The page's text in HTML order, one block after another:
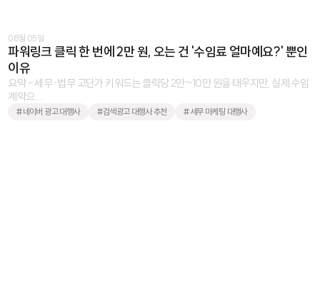
08월 05일
파워링크 클릭 한 번에 2만 원, 오는 건 '수임료 얼마예요?' 뿐인
이유
요약 - 세무·법무 고단가 키워드는 클릭당 2만~10만 원을 태우지만, 실제 수임
계약으 ...
#네이버 광고 대행사 #검색광고 대행사 추천 #세무 마케팅 대행사